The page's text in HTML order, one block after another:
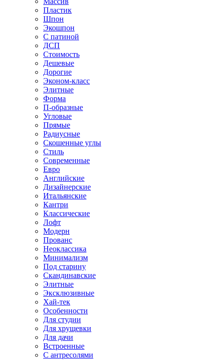
Пластик
Шпон
Экошпон
С патиной
ДСП
Стоимость
Дешевые
Дорогие
Эконом-класс
Элитные
Форма
П-образные
Угловые
Прямые
Радиусные
Скошенные углы
Стиль
Современные
Евро
Английские
Дизайнерские
Итальянские
Кантри
Классические
Лофт
Модерн
Прованс
Неоклассика
Минимализм
Под старину
Скандинавские
Элитные
Эксклюзивные
Хай-тек
Особенности
Для студии
Для хрущевки
Для дачи
Встроенные
С антресолями